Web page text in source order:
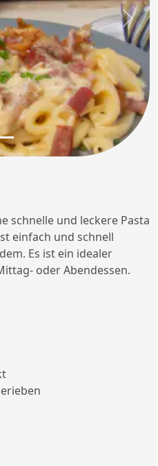
Next
schnelle und leckere Pasta
einfach und schnell
Es ist ein idealer
oder Abendessen.